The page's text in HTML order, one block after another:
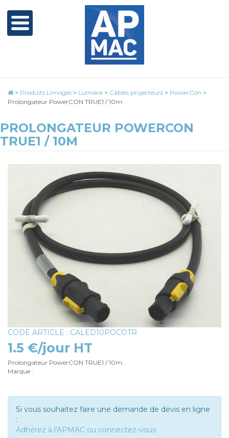
> Produits Limoges > Lumière > Câbles projecteurs > PowerCon >
Prolongateur PowerCON TRUE1 / 10m
PROLONGATEUR POWERCON
TRUE1 / 10M
CODE ARTICLE : CALED10POCOTR
1.5 €/jour HT
Prolongateur PowerCON TRUE1 / 10m
Marque :
Si vous souhaitez faire une demande de devis en ligne
:
Adhérez à l'APMAC ou connectez-vous